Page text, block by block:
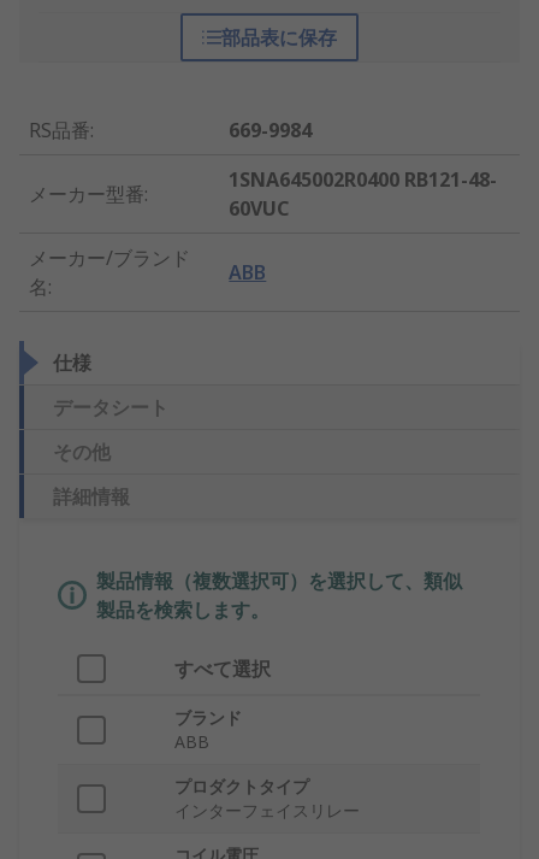
部品表に保存
RS品番: 669-9984
メーカー型番:
1SNA645002R0400 RB121-48-
60VUC
メーカー/ブランド
名:
ABB
仕様
データシート
その他
詳細情報
製品情報（複数選択可）を選択して、類似
製品を検索します。
すべて選択
ブランド
ABB
プロダクトタイプ
インターフェイスリレー